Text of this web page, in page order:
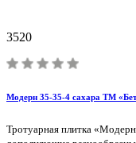
3520
Модерн 35-35-4 сахара ТМ
Тротуарная плитка